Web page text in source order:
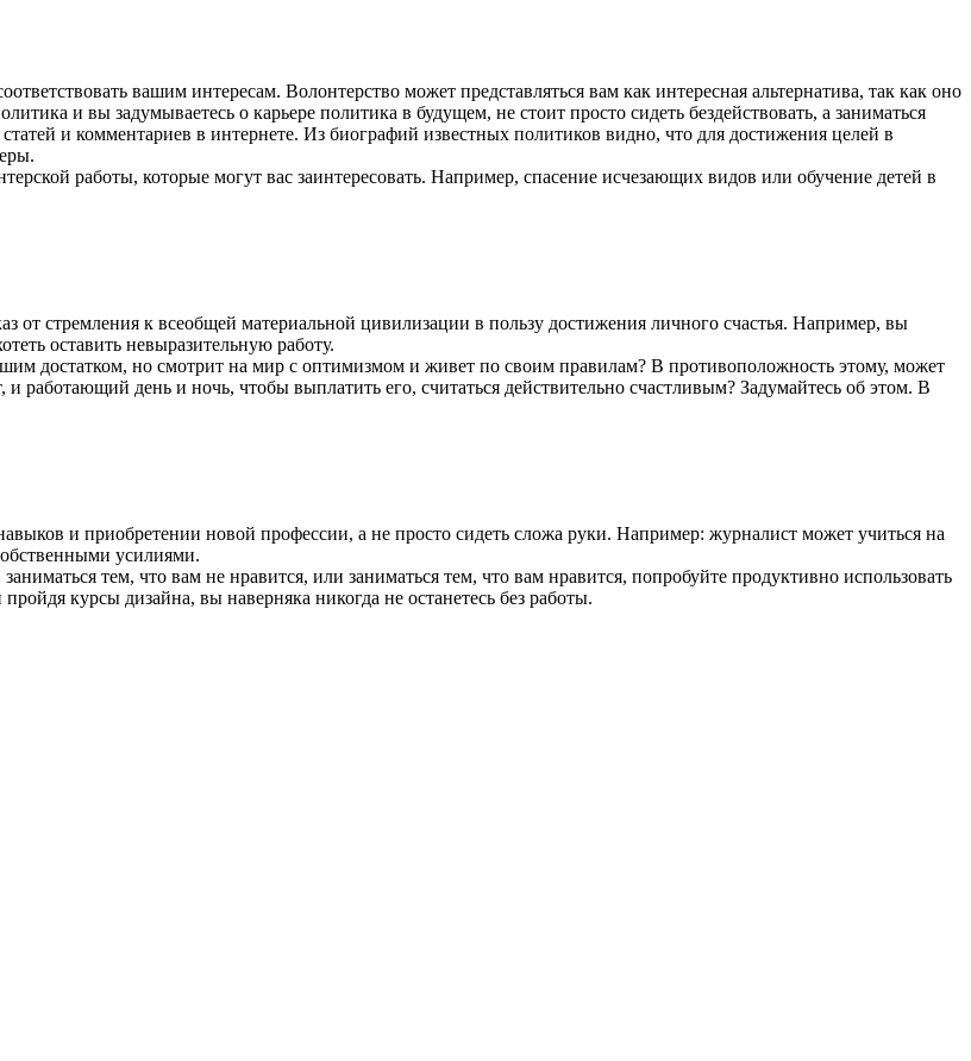
вашим интересам. Волонтерство может представляться вам как интересная альтернатива, так как оно
и вы задумываетесь о карьере политика в будущем, не стоит просто сидеть бездействовать, а заниматься
и комментариев в интернете. Из биографий известных политиков видно, что для достижения целей в
работы, которые могут вас заинтересовать. Например, спасение исчезающих видов или обучение детей в
от стремления к всеобщей материальной цивилизации в пользу достижения личного счастья. Например, вы
оставить невыразительную работу.
достатком, но смотрит на мир с оптимизмом и живет по своим правилам? В противоположность этому, может
день и ночь, чтобы выплатить его, считаться действительно счастливым? Задумайтесь об этом. В
и приобретении новой профессии, а не просто сидеть сложа руки. Например: журналист может учиться на
усилиями.
тем, что вам не нравится, или заниматься тем, что вам нравится, попробуйте продуктивно использовать
курсы дизайна, вы наверняка никогда не останетесь без работы.